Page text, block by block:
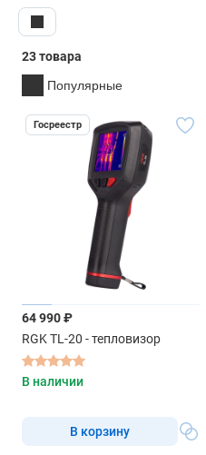
23 товара
Популярные
Госреестр
64 990 ₽
RGK TL-20 - тепловизор
В наличии
В корзину